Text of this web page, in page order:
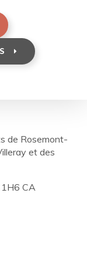
de Rosemont-
et des
CA